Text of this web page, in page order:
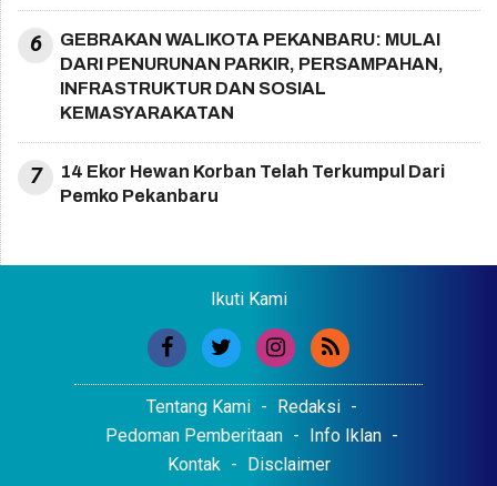
6
GEBRAKAN WALIKOTA PEKANBARU: MULAI
DARI PENURUNAN PARKIR, PERSAMPAHAN,
INFRASTRUKTUR DAN SOSIAL
KEMASYARAKATAN
7
14 Ekor Hewan Korban Telah Terkumpul Dari
Pemko Pekanbaru
Ikuti Kami
Tentang Kami
Redaksi
Pedoman Pemberitaan
Info Iklan
Kontak
Disclaimer